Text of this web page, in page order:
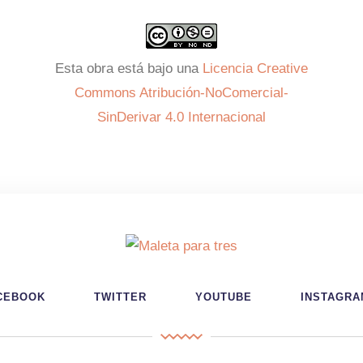
Esta obra está bajo una Licencia Creative
Commons Atribución-NoComercial-
SinDerivar 4.0 Internacional
TWITTER YOUTUBE